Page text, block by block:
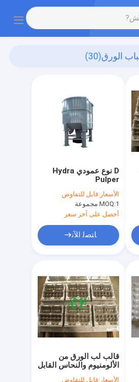
الورق(30)
D نوع عمودي Hydra
Pulper
الأسعار:قابل للتفاوض
MOQ:1 مجموعة
أحصل على آخر سعر
ﺎﺘﺼﻟ ﺍﻶﻧ
قالب لب الورق من
الألومنيوم والنحاس القابل
للتحلل
الأسعار:قابل للتفاوض